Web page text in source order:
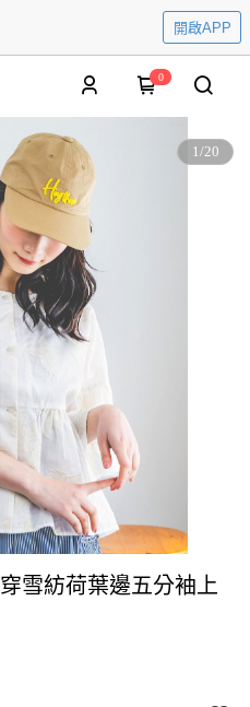
開啟APP
0
1/20
雪紡荷葉邊五分袖上